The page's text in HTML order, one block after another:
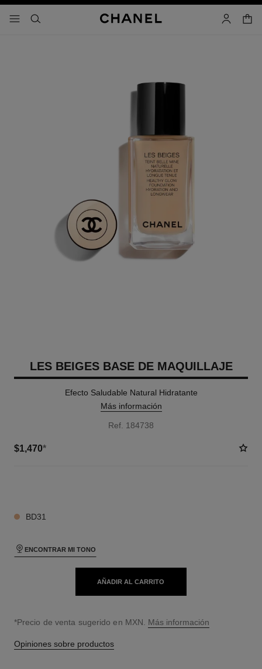
- navegación principal
buscar cuenta
carrito
LES BEIGES BASE DE MAQUILLAJE
Efecto Saludable Natural Hidratante
Más información
Ref. 184738
$1,470*
BD31
ENCONTRAR MI TONO
AÑADIR AL CARRITO
↩
*Precio de venta sugerido en MXN. Más información
Opiniones sobre productos